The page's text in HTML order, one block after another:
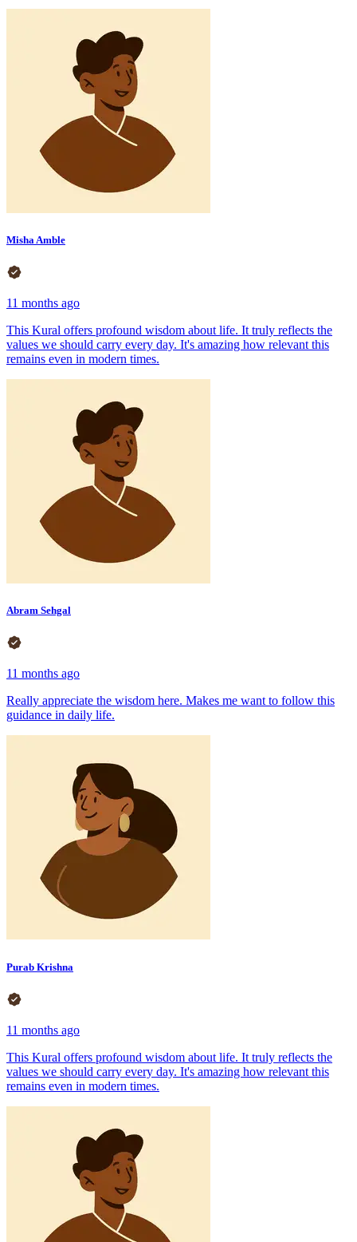
Misha Amble
11 months ago
This Kural offers profound wisdom about life. It truly reflects the
values we should carry every day. It's amazing how relevant this
remains even in modern times.
Abram Sehgal
11 months ago
Really appreciate the wisdom here. Makes me want to follow this
guidance in daily life.
Purab Krishna
11 months ago
This Kural offers profound wisdom about life. It truly reflects the
values we should carry every day. It's amazing how relevant this
remains even in modern times.